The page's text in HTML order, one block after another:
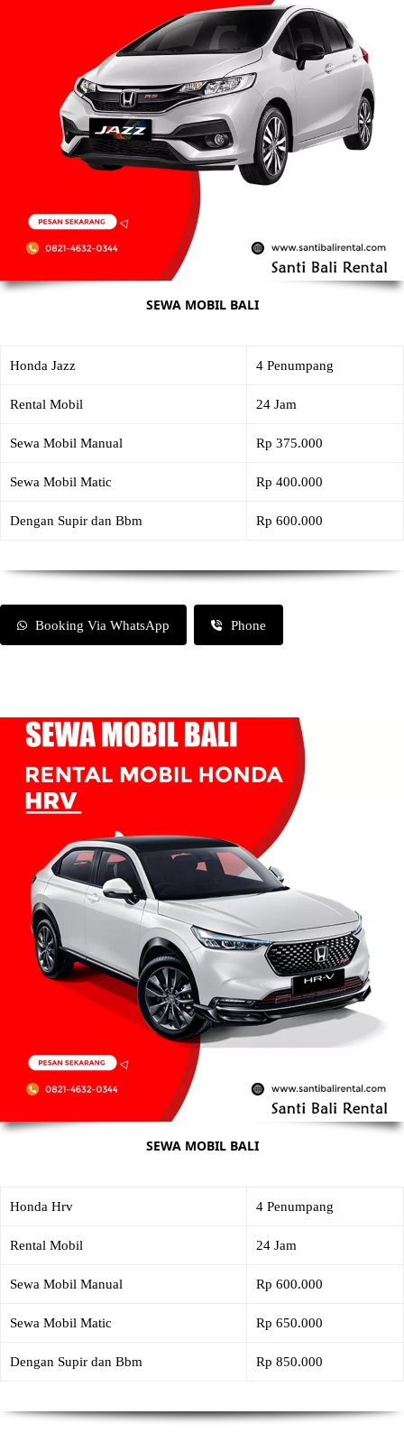
SEWA MOBIL BALI
Honda Jazz 4 Penumpang
Rental Mobil 24 Jam
Sewa Mobil Manual Rp 375.000
Sewa Mobil Matic Rp 400.000
Dengan Supir dan Bbm Rp 600.000
Booking Via WhatsApp Phone
SEWA MOBIL BALI
Honda Hrv 4 Penumpang
Rental Mobil 24 Jam
Sewa Mobil Manual Rp 600.000
Sewa Mobil Matic Rp 650.000
Dengan Supir dan Bbm Rp 850.000